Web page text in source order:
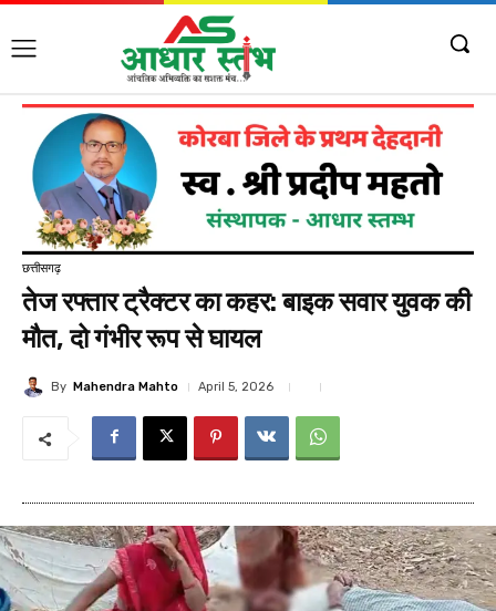
छत्तीसगढ़
तेज रफ्तार ट्रैक्टर का कहर: बाइक सवार युवक की
मौत, दो गंभीर रूप से घायल
By Mahendra Mahto April 5, 2026